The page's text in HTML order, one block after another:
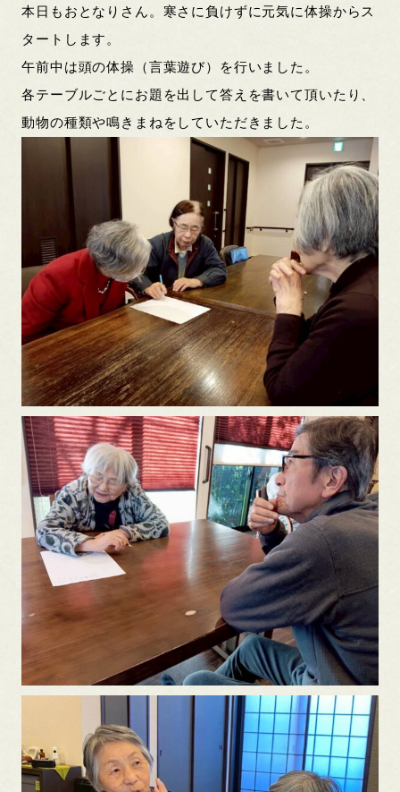
本日もおとなりさん。寒さに負けずに元気に体操からス
タートします。
午前中は頭の体操（言葉遊び）を行いました。
各テーブルごとにお題を出して答えを書いて頂いたり、
動物の種類や鳴きまねをしていただきました。